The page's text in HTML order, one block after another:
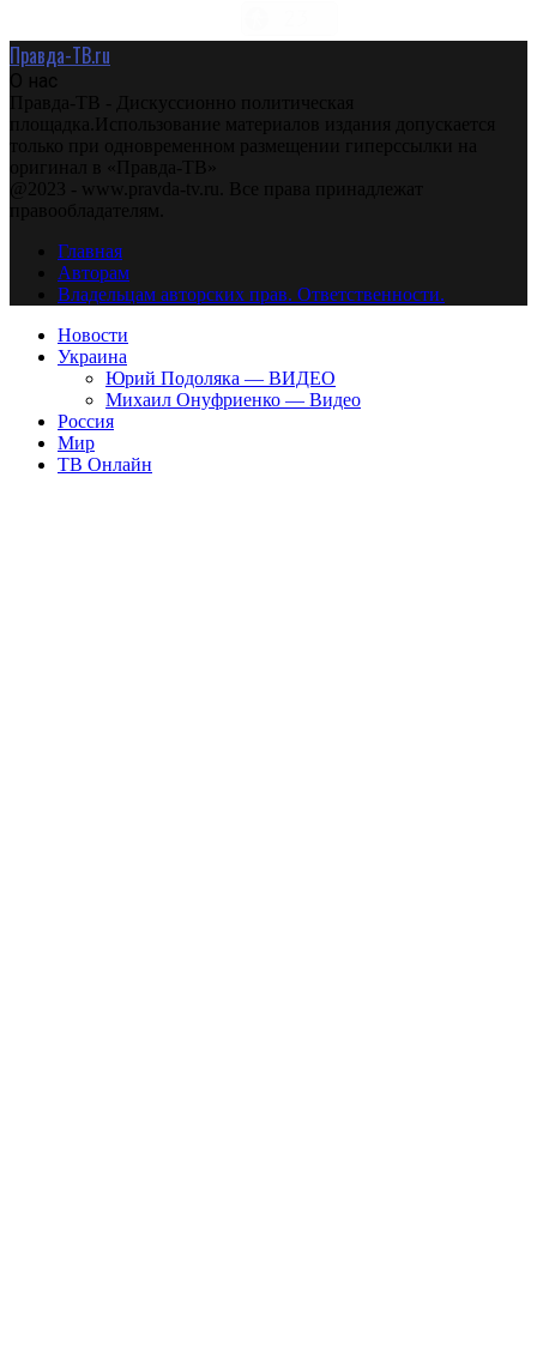
Правда-ТВ.ru
О нас
Правда-ТВ - Дискуссионно политическая
площадка.Использование материалов издания допускается
только при одновременном размещении гиперссылки на
оригинал в «Правда-ТВ»
@2023 - www.pravda-tv.ru. Все права принадлежат
правообладателям.
Главная
Авторам
Владельцам авторских прав. Ответственности.
Новости
Украина
Юрий Подоляка — ВИДЕО
Михаил Онуфриенко — Видео
Россия
Мир
ТВ Онлайн